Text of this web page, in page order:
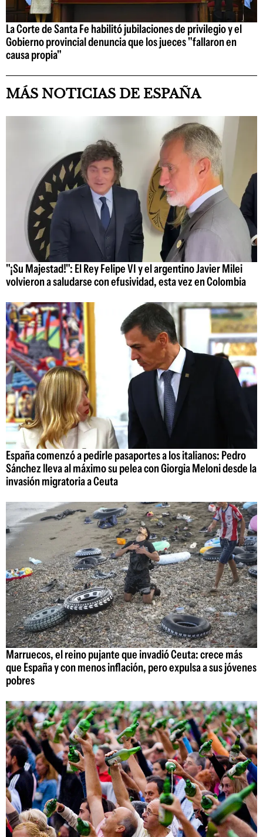
La Corte de Santa Fe habilitó jubilaciones de privilegio y el
Gobierno provincial denuncia que los jueces "fallaron en
causa propia"
MÁS NOTICIAS DE ESPAÑA
"¡Su Majestad!": El Rey Felipe VI y el argentino Javier Milei
volvieron a saludarse con efusividad, esta vez en Colombia
España comenzó a pedirle pasaportes a los italianos: Pedro
Sánchez lleva al máximo su pelea con Giorgia Meloni desde la
invasión migratoria a Ceuta
Marruecos, el reino pujante que invadió Ceuta: crece más
que España y con menos inflación, pero expulsa a sus jóvenes
pobres